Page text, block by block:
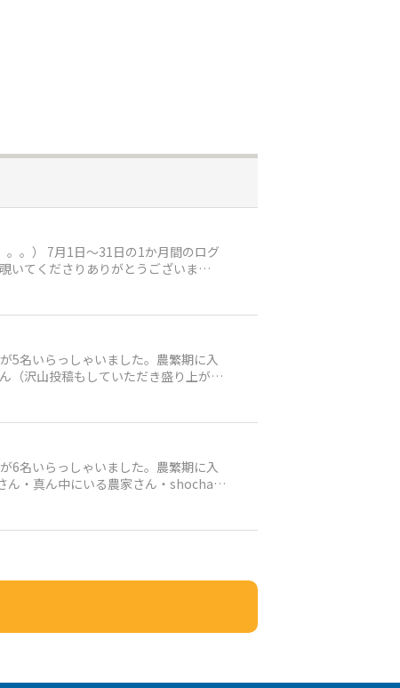
。） 7月1日～31日の1か月間のログ
いてくださりありがとうございま
5名いらっしゃいました。農繁期に入
（沢山投稿もしていただき盛り上がり
6名いらっしゃいました。農繁期に入
ん・真ん中にいる農家さん・shochan